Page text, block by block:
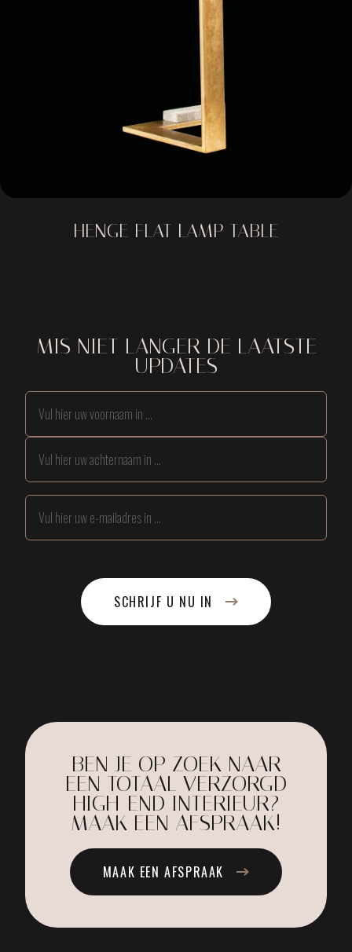
HENGE FLAT LAMP TABLE
MIS NIET LANGER DE LAATSTE
UPDATES
SCHRIJF U NU IN
BEN JE OP ZOEK NAAR
EEN TOTAAL VERZORGD
HIGH-END INTERIEUR?
MAAK EEN AFSPRAAK!
MAAK EEN AFSPRAAK